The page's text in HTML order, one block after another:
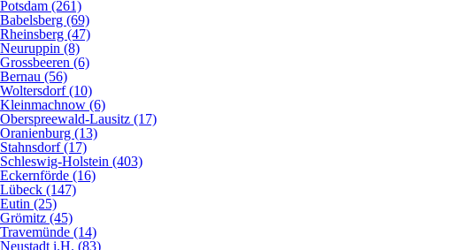
Potsdam (261)
Babelsberg (69)
Rheinsberg (47)
Neuruppin (8)
Grossbeeren (6)
Bernau (56)
Woltersdorf (10)
Kleinmachnow (6)
Oberspreewald-Lausitz (17)
Oranienburg (13)
Stahnsdorf (17)
Schleswig-Holstein (403)
Eckernförde (16)
Lübeck (147)
Eutin (25)
Grömitz (45)
Travemünde (14)
Neustadt i.H. (83)